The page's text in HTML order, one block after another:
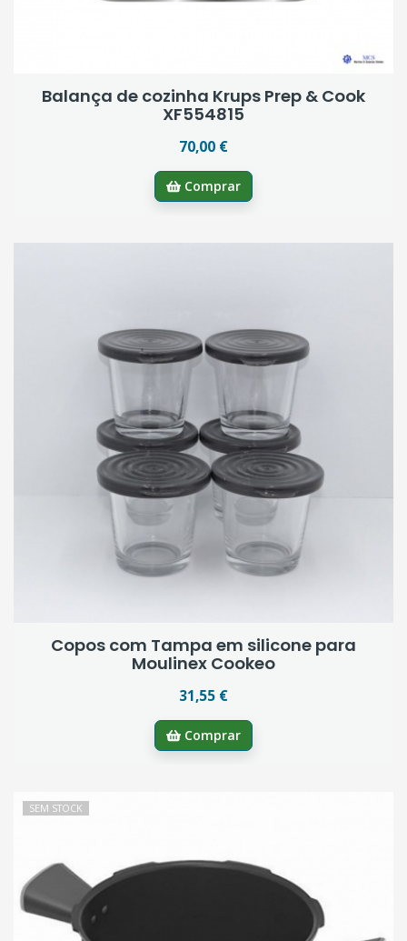
Balança de cozinha Krups Prep & Cook
XF554815
70,00 €
Comprar
Copos com Tampa em silicone para
Moulinex Cookeo
31,55 €
Comprar
SEM STOCK